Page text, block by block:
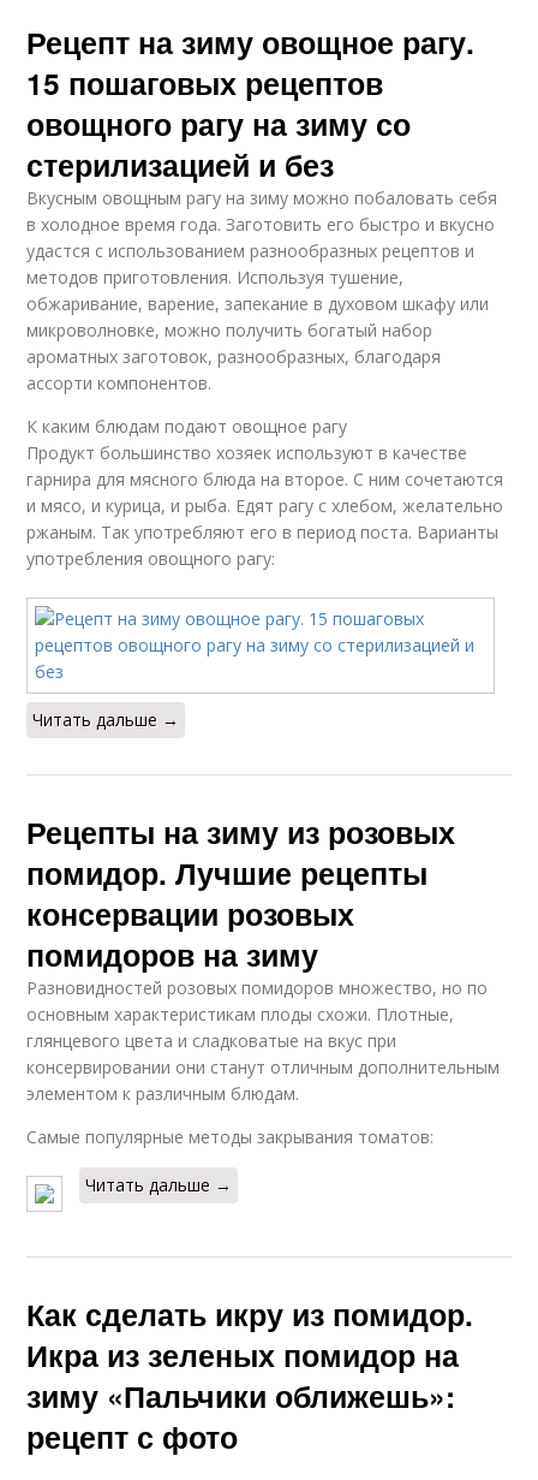
Рецепт на зиму овощное рагу.
15 пошаговых рецептов
овощного рагу на зиму со
стерилизацией и без
Вкусным овощным рагу на зиму можно побаловать себя
в холодное время года. Заготовить его быстро и вкусно
удастся с использованием разнообразных рецептов и
методов приготовления. Используя тушение,
обжаривание, варение, запекание в духовом шкафу или
микроволновке, можно получить богатый набор
ароматных заготовок, разнообразных, благодаря
ассорти компонентов.
К каким блюдам подают овощное рагу
Продукт большинство хозяек используют в качестве
гарнира для мясного блюда на второе. С ним сочетаются
и мясо, и курица, и рыба. Едят рагу с хлебом, желательно
ржаным. Так употребляют его в период поста. Варианты
употребления овощного рагу:
Читать дальше →
Рецепты на зиму из розовых
помидор. Лучшие рецепты
консервации розовых
помидоров на зиму
Разновидностей розовых помидоров множество, но по
основным характеристикам плоды схожи. Плотные,
глянцевого цвета и сладковатые на вкус при
консервировании они станут отличным дополнительным
элементом к различным блюдам.
Самые популярные методы закрывания томатов:
Читать дальше →
Как сделать икру из помидор.
Икра из зеленых помидор на
зиму «Пальчики оближешь»:
рецепт с фото